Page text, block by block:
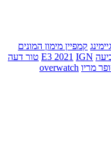
קמפיין מימון המונים
E3 2021 IGN
טור דעה
מריו overwatch